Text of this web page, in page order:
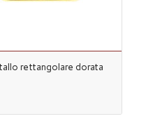
rettangolare dorata